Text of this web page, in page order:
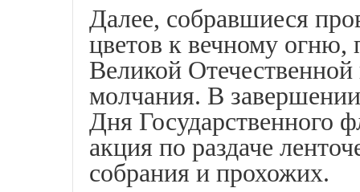
Далее, собравшиеся
цветов к вечному огню,
Великой
молчания. В
Дня Государственного
акция по раздаче
собрания и прохожих.